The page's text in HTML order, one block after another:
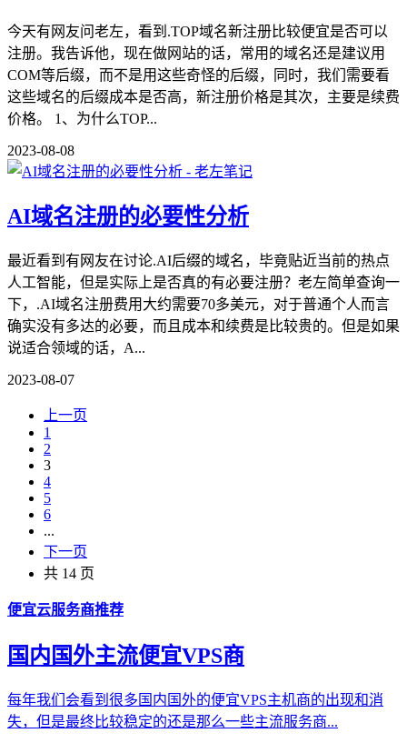
今天有网友问老左，看到.TOP域名新注册比较便宜是否可以
注册。我告诉他，现在做网站的话，常用的域名还是建议用
COM等后缀，而不是用这些奇怪的后缀，同时，我们需要看
这些域名的后缀成本是否高，新注册价格是其次，主要是续费
价格。 1、为什么TOP...
2023-08-08
AI域名注册的必要性分析
最近看到有网友在讨论.AI后缀的域名，毕竟贴近当前的热点
人工智能，但是实际上是否真的有必要注册？老左简单查询一
下，.AI域名注册费用大约需要70多美元，对于普通个人而言
确实没有多达的必要，而且成本和续费是比较贵的。但是如果
说适合领域的话，A...
2023-08-07
上一页
1
2
3
4
5
6
...
下一页
共 14 页
便宜云服务商推荐
国内国外主流便宜VPS商
每年我们会看到很多国内国外的便宜VPS主机商的出现和消
失，但是最终比较稳定的还是那么一些主流服务商...